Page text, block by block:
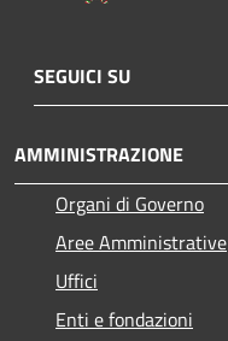
SEGUICI SU
AMMINISTRAZIONE
Organi di Governo
Aree Amministrative
Uffici
Enti e fondazioni